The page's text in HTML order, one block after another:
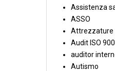
Assistenza
ASSO
Attrezzature
Audit ISO
auditor
Autismo